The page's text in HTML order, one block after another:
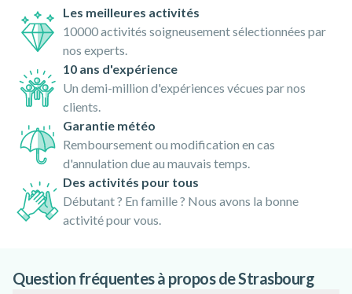
Les meilleures activités
10000 activités soigneusement sélectionnées par
nos experts.
10 ans d'expérience
Un demi-million d'expériences vécues par nos
clients.
Garantie météo
Remboursement ou modification en cas
d'annulation due au mauvais temps.
Des activités pour tous
Débutant ? En famille ? Nous avons la bonne
activité pour vous.
Question fréquentes à propos de Strasbourg